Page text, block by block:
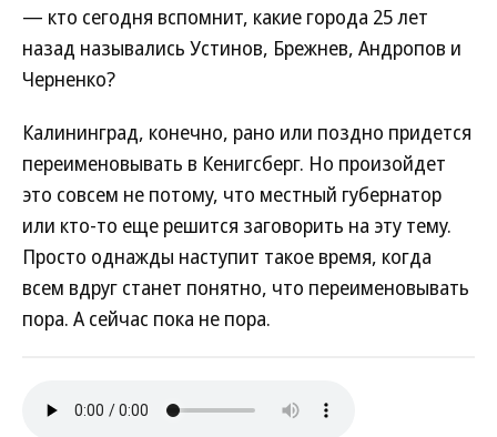
— кто сегодня вспомнит, какие города 25 лет
назад назывались Устинов, Брежнев, Андропов и
Черненко?
Калининград, конечно, рано или поздно придется
переименовывать в Кенигсберг. Но произойдет
это совсем не потому, что местный губернатор
или кто-то еще решится заговорить на эту тему.
Просто однажды наступит такое время, когда
всем вдруг станет понятно, что переименовывать
пора. А сейчас пока не пора.